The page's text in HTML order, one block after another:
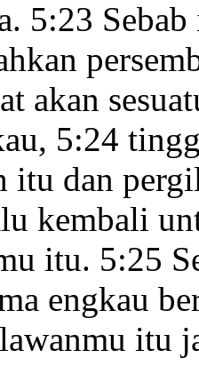
5:23
akan
5:24
itu dan
kembali
itu. 5:25
engkau
itu